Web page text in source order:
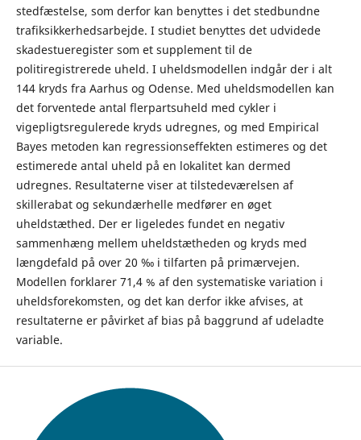
stedfæstelse, som derfor kan benyttes i det stedbundne
trafiksikkerhedsarbejde. I studiet benyttes det udvidede
skadestueregister som et supplement til de
politiregistrerede uheld. I uheldsmodellen indgår der i alt
144 kryds fra Aarhus og Odense. Med uheldsmodellen kan
det forventede antal flerpartsuheld med cykler i
vigepligtsregulerede kryds udregnes, og med Empirical
Bayes metoden kan regressionseffekten estimeres og det
estimerede antal uheld på en lokalitet kan dermed
udregnes. Resultaterne viser at tilstedeværelsen af
skillerabat og sekundærhelle medfører en øget
uheldstæthed. Der er ligeledes fundet en negativ
sammenhæng mellem uheldstætheden og kryds med
længdefald på over 20 ‰ i tilfarten på primærvejen.
Modellen forklarer 71,4 % af den systematiske variation i
uheldsforekomsten, og det kan derfor ikke afvises, at
resultaterne er påvirket af bias på baggrund af udeladte
variable.